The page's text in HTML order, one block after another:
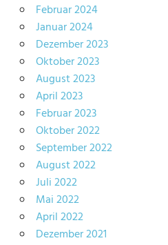
Februar 2024
Januar 2024
Dezember 2023
Oktober 2023
August 2023
April 2023
Februar 2023
Oktober 2022
September 2022
August 2022
Juli 2022
Mai 2022
April 2022
Dezember 2021